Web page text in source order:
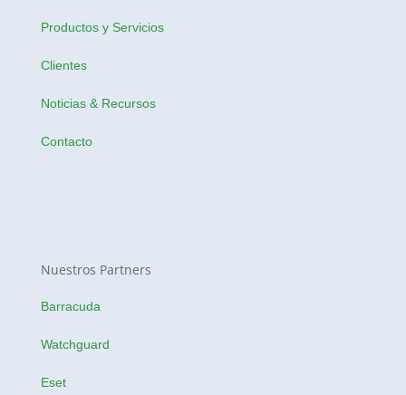
Productos y Servicios
Clientes
Noticias & Recursos
Contacto
Nuestros Partners
Barracuda
Watchguard
Eset